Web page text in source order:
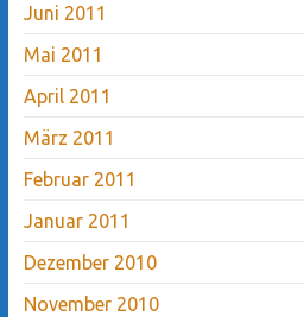
Juni 2011
Mai 2011
April 2011
März 2011
Februar 2011
Januar 2011
Dezember 2010
November 2010